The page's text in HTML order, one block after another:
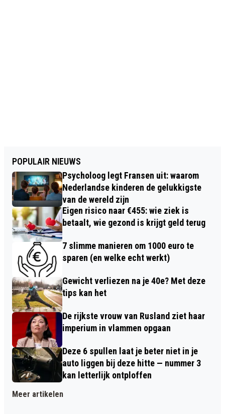
POPULAIR NIEUWS
Psycholoog legt Fransen uit: waarom
Nederlandse kinderen de gelukkigste
van de wereld zijn
Eigen risico naar €455: wie ziek is
betaalt, wie gezond is krijgt geld terug
7 slimme manieren om 1000 euro te
sparen (en welke echt werkt)
Gewicht verliezen na je 40e? Met deze
tips kan het
De rijkste vrouw van Rusland ziet haar
imperium in vlammen opgaan
Deze 6 spullen laat je beter niet in je
auto liggen bij deze hitte — nummer 3
kan letterlijk ontploffen
Meer artikelen